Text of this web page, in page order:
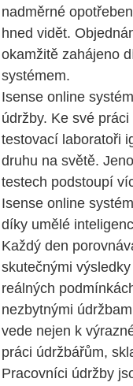
nadměrné
hned vidět.
okamžitě zahájeno
systémem.
Isense online
údržby. Ke své
testovací laboratoři
druhu na světě.
testech podstoupí
Isense online
díky umělé
Každý den
skutečnými
reálných
nezbytnými
vede nejen k
práci údržbářům,
Pracovníci údržby